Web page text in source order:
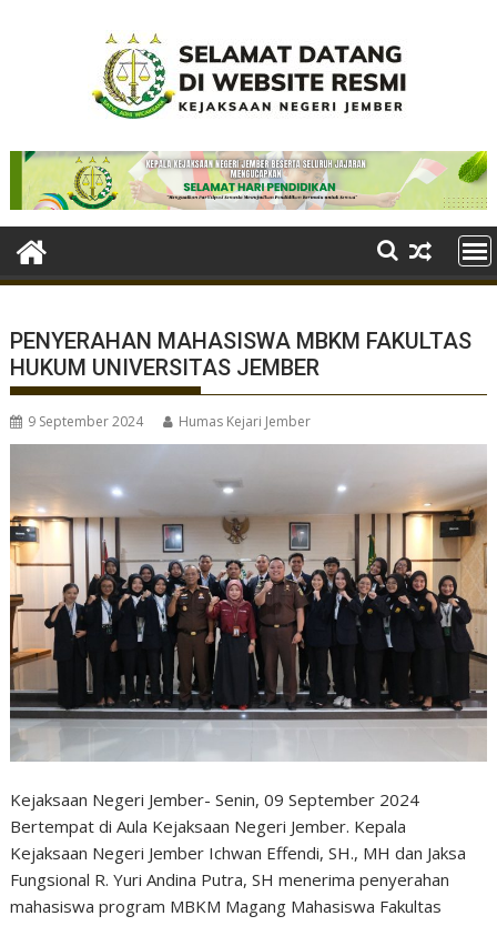
PENYERAHAN MAHASISWA MBKM FAKULTAS
HUKUM UNIVERSITAS JEMBER
9 September 2024 Humas Kejari Jember
Kejaksaan Negeri Jember- Senin, 09 September 2024
Bertempat di Aula Kejaksaan Negeri Jember. Kepala
Kejaksaan Negeri Jember Ichwan Effendi, SH., MH dan Jaksa
Fungsional R. Yuri Andina Putra, SH menerima penyerahan
mahasiswa program MBKM Magang Mahasiswa Fakultas